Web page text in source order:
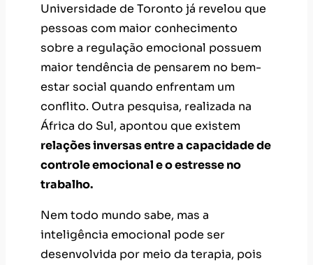
Universidade de Toronto já revelou que
pessoas com maior conhecimento
sobre a regulação emocional possuem
maior tendência de pensarem no bem-
estar social quando enfrentam um
conflito. Outra pesquisa, realizada na
África do Sul, apontou que existem
relações inversas entre a capacidade de
controle emocional e o estresse no
trabalho.
Nem todo mundo sabe, mas a
inteligência emocional pode ser
desenvolvida por meio da terapia, pois